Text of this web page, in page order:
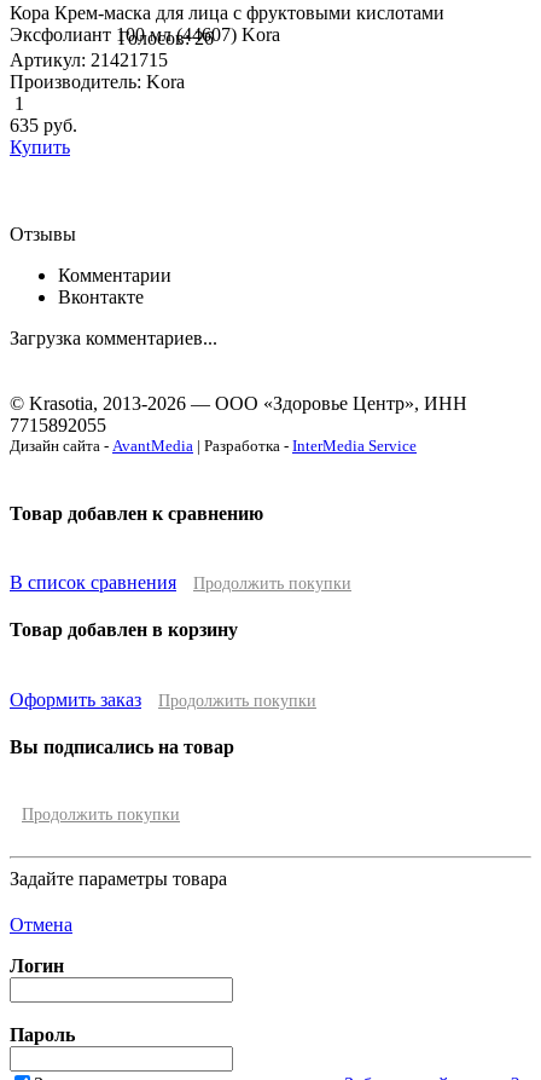
Кора Крем-маска для лица с фруктовыми кислотами
Эксфолиант 100 мл (44607) Kora
Голосов: 26
Артикул: 21421715
Производитель: Kora
1
635 руб.
Купить
Отзывы
Комментарии
Вконтакте
Загрузка комментариев...
© Krasotia, 2013-2026 — ООО «Здоровье Центр», ИНН
7715892055
Дизайн сайта - AvantMedia | Разработка - InterMedia Service
Товар добавлен к сравнению
В список сравнения Продолжить покупки
Товар добавлен в корзину
Оформить заказ Продолжить покупки
Вы подписались на товар
Продолжить покупки
Задайте параметры товара
Отмена
Логин
Пароль